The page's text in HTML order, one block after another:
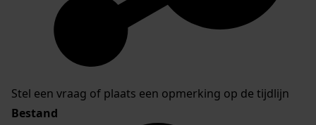
Stel een vraag of plaats een opmerking op de tijdlijn
Bestand